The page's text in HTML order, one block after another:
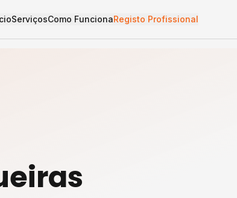
ServiçosComo FuncionaRegisto Profissional